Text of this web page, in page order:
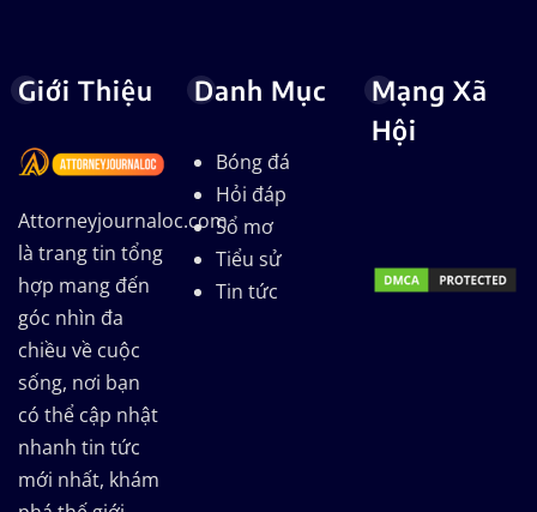
Giới Thiệu
Attorneyjournaloc.com
là trang tin tổng
hợp mang đến
góc nhìn đa
chiều về cuộc
sống, nơi bạn
có thể cập nhật
nhanh tin tức
mới nhất, khám
Danh Mục
Bóng đá
Hỏi đáp
Sổ mơ
Tiểu sử
Tin tức
Mạng Xã
Hội